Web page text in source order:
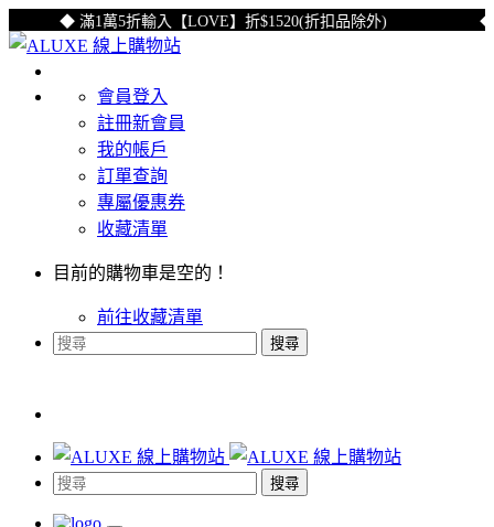
◆ 滿1萬5折輸入【LOVE】折$1520(折扣品除外) ◆
會員登入
註冊新會員
我的帳戶
訂單查詢
專屬優惠券
收藏清單
目前的購物車是空的！
前往收藏清單
搜尋
搜尋